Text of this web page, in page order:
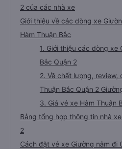
2 của các nhà xe
Giới thiệu về các dòng xe
Hàm Thuận Bắc
1. Giới thiệu các dòng xe
Bắc Quận 2
2. Về chất lượng, review,
Thuận Bắc Quận 2
3. Giá vé xe Hàm Thuận
Bảng tổng hợp thông tin nhà
2
Cách đặt vé xe Giường nằm đi